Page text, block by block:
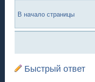
В начало страницы
Быстрый ответ